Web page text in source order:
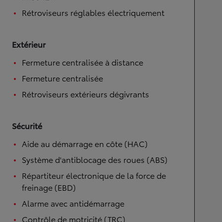
Rétroviseurs réglables électriquement
Extérieur
Fermeture centralisée à distance
Fermeture centralisée
Rétroviseurs extérieurs dégivrants
Sécurité
Aide au démarrage en côte (HAC)
Système d'antiblocage des roues (ABS)
Répartiteur électronique de la force de
freinage (EBD)
Alarme avec antidémarrage
Contrôle de motricité (TRC)